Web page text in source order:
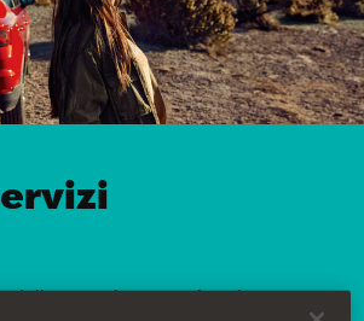
delle tue esigenze e ti offriamo un